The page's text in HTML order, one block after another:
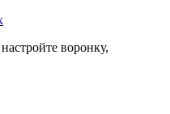
воронку,